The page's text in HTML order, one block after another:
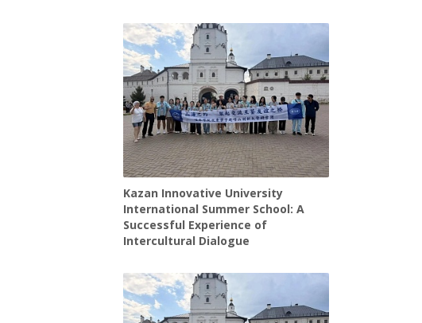
Kazan Innovative University
International Summer School: A
Successful Experience of
Intercultural Dialogue